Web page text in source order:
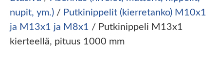
nupit, ym.) / Putkinippelit (kierretanko) M10x1
ja M13x1 ja M8x1 / Putkinippeli M13x1
kierteellä, pituus 1000 mm